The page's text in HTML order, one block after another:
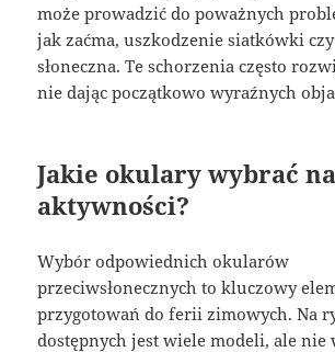
może prowadzić do poważnych
jak zaćma, uszkodzenie siatkówki
słoneczna. Te schorzenia często
nie dając początkowo wyraźnych
Jakie okulary wybrać
aktywności?
Wybór odpowiednich okularów
przeciwsłonecznych to kluczowy
przygotowań do ferii zimowych. Na
dostępnych jest wiele modeli, ale nie